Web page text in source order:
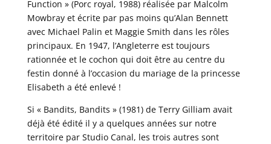
Function » (Porc royal, 1988) réalisée par Malcolm
Mowbray et écrite par pas moins qu’Alan Bennett
avec Michael Palin et Maggie Smith dans les rôles
principaux. En 1947, l’Angleterre est toujours
rationnée et le cochon qui doit être au centre du
festin donné à l’occasion du mariage de la princesse
Elisabeth a été enlevé !
Si « Bandits, Bandits » (1981) de Terry Gilliam avait
déjà été édité il y a quelques années sur notre
territoire par Studio Canal, les trois autres sont